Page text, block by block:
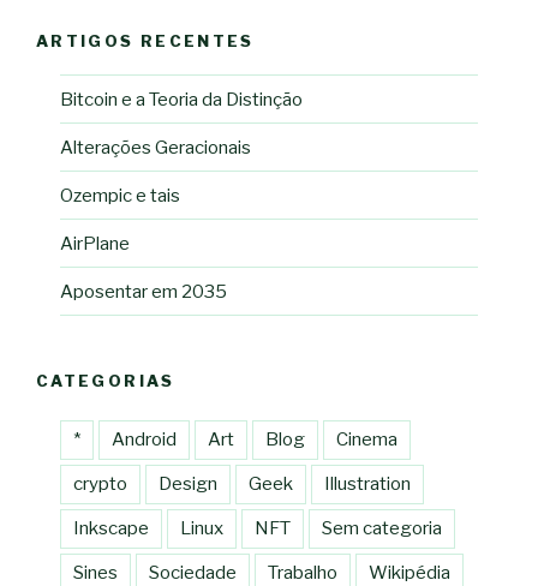
ARTIGOS RECENTES
Bitcoin e a Teoria da Distinção
Alterações Geracionais
Ozempic e tais
AirPlane
Aposentar em 2035
CATEGORIAS
* Android Art Blog Cinema
crypto Design Geek Illustration
Inkscape Linux NFT Sem categoria
Sines Sociedade Trabalho Wikipédia